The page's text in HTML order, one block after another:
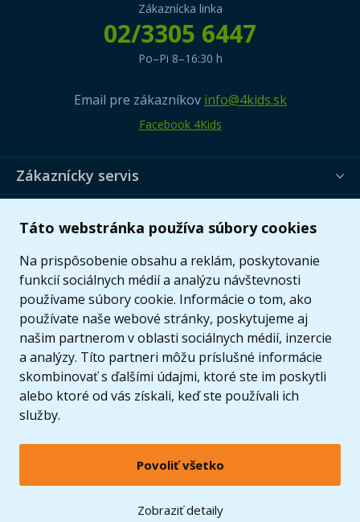
Táto webstránka používa súbory cookies
Na prispôsobenie obsahu a reklám, poskytovanie
funkcií sociálnych médií a analýzu návštevnosti
používame súbory cookie. Informácie o tom, ako
používate naše webové stránky, poskytujeme aj
našim partnerom v oblasti sociálnych médií, inzercie
a analýzy. Títo partneri môžu príslušné informácie
skombinovať s ďalšími údajmi, ktoré ste im poskytli
alebo ktoré od vás získali, keď ste používali ich
služby.
Povoliť všetko
Zobraziť detaily
Zákaznícka linka
02/3305 6447
Po–Pi 8–16:30 h
Email pre zákazníkov info@4kids.sk
Facebook 4Kids
Zákaznícky servis
LEGO, logo LEGO a minifigúrka sú ochrannými známkami spoločnosti LEGO Group. ©
2024 The LEGO Group.